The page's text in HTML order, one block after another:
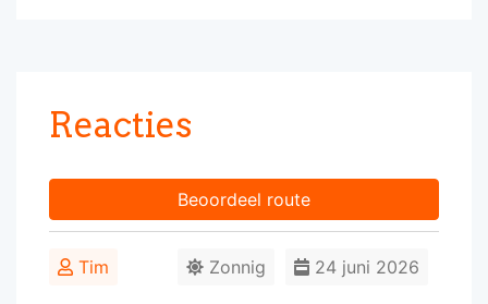
Reacties
Beoordeel route
Tim 24 juni 2026
Zonnig